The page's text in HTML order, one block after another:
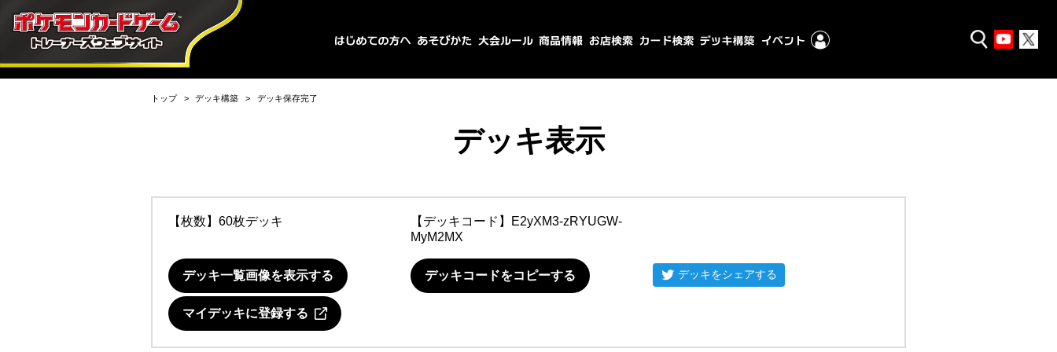
トップ デッキ構築 デッキ保存完了
デッキ表示
【枚数】60枚デッキ 【デッキコード】
E2yXM3-zRYUGW-
MyM2MX
デッキ一覧画像を表示する デッキコードをコピーする デッキをシェアする
マイデッキに登録する